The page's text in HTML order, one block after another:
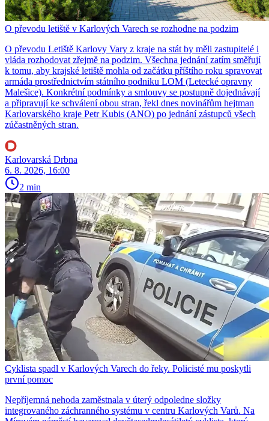
O převodu letiště v Karlových Varech se rozhodne na podzim
O převodu Letiště Karlovy Vary z kraje na stát by měli zastupitelé i
vláda rozhodovat zřejmě na podzim. Všechna jednání zatím směřují
k tomu, aby krajské letiště mohla od začátku příštího roku spravovat
armáda prostřednictvím státního podniku LOM (Letecké opravny
Malešice). Konkrétní podmínky a smlouvy se postupně dojednávají
a připravují ke schválení obou stran, řekl dnes novinářům hejtman
Karlovarského kraje Petr Kubis (ANO) po jednání zástupců všech
zúčastněných stran.
Karlovarská Drbna
6. 8. 2026, 16:00
2 min
Cyklista spadl v Karlových Varech do řeky. Policisté mu poskytli
první pomoc
Nepříjemná nehoda zaměstnala v úterý odpoledne složky
integrovaného záchranného systému v centru Karlových Varů. Na